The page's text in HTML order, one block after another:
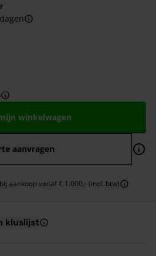
winkelwagen
aanvragen
aankoop vanaf € 1.000,- (incl. btw)
kluslijst